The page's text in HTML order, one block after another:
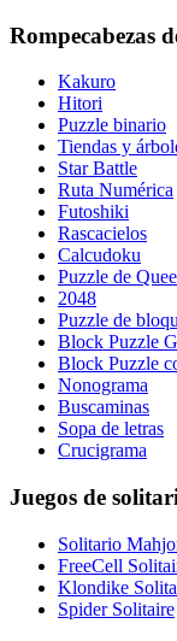
Rompecabezas
Kakuro
Hitori
Puzzle binario
Tiendas y
Star Battle
Ruta Numérica
Futoshiki
Rascacielos
Calcudoku
Puzzle de
2048
Puzzle de
Block Puzzle
Block Puzzle
Nonograma
Buscaminas
Sopa de letras
Crucigrama
Juegos de
Solitario
FreeCell
Klondike
Spider Solitaire